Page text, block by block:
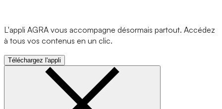
L'appli AGRA vous accompagne désormais partout. Accédez
à tous vos contenus en un clic.
Téléchargez l'appli